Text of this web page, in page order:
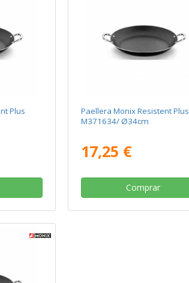
Plus
Paellera Monix Resistent Plus
M371634/ Ø34cm
17,25 €
Comprar